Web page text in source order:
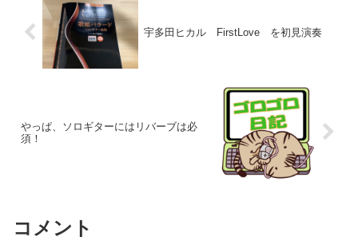
宇多田ヒカル FirstLove を初見演奏
やっぱ、ソロギターにはリバーブは必
須！
コメント